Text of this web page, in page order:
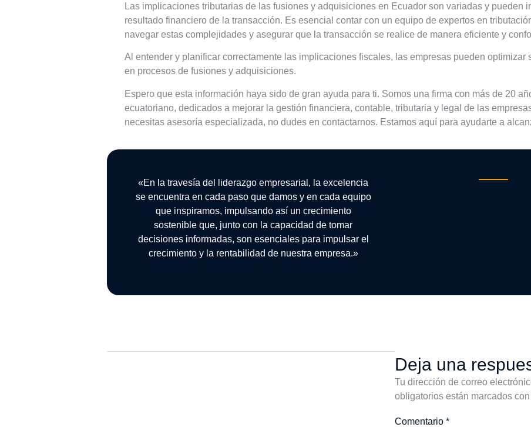
Las implicaciones tributarias de las fusiones y adquisiciones en Ecuador son variadas y pueden
resultado financiero de la transacción. Es esencial contar con un equipo de expertos en
navegar estas complejidades y asegurar que la transacción se realice de manera eficiente y
Al entender y planificar correctamente las implicaciones fiscales, las empresas pueden optimizar
en procesos de fusiones y adquisiciones.
Espero que esta información haya sido de gran ayuda para ti. Somos una firma con más de 20
ecuatoriano, dedicados a mejorar la gestión financiera, contable, tributaria y legal de las
necesitas asesoría especializada, no dudes en contactarnos. Estamos aquí para ayudarte a
«En la travesía del liderazgo empresarial, la excelencia
se encuentra en cada paso que damos y en cada equipo
que inspiramos, impulsando así un crecimiento
sostenible que, junto con la capacidad de tomar
decisiones informadas, son esenciales para impulsar el
crecimiento y la rentabilidad de nuestra empresa.»
Deja una
Tu dirección de correo
obligatorios están marcados con
Comentario *